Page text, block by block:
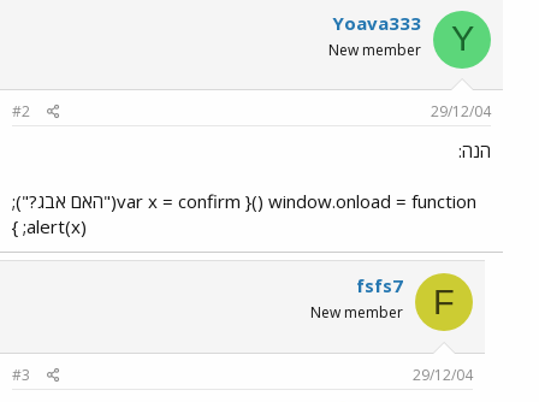
Y
Yoava333
New member
29/12/04
#2
הנה:
window.onload = function (){ var x = confirm("האם אבג?");
alert(x); }​
F
fsfs7
New member
29/12/04
#3